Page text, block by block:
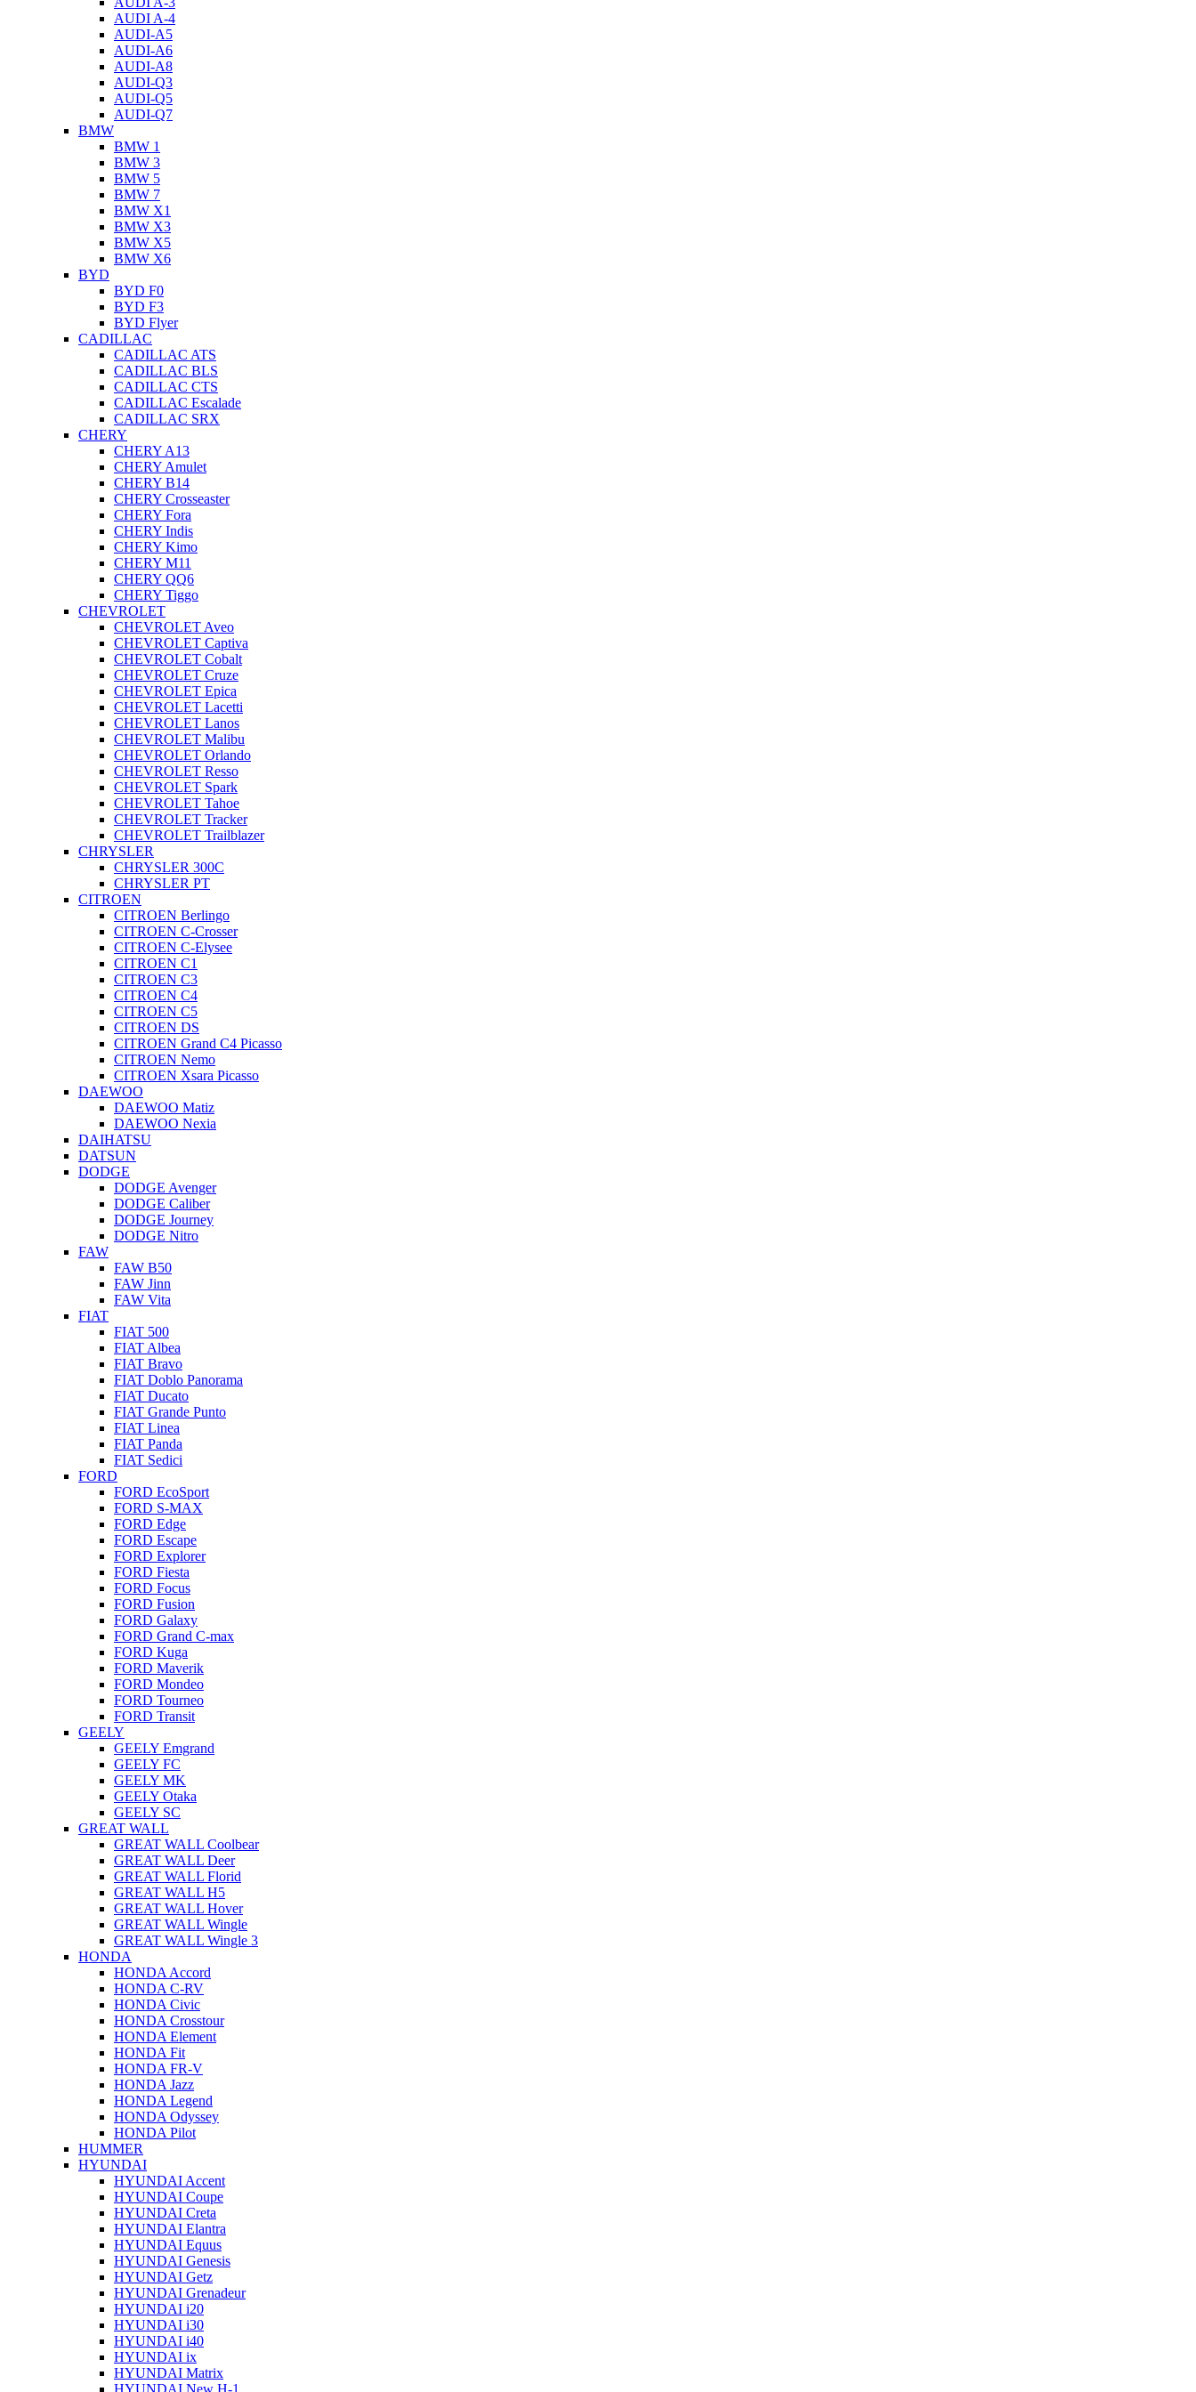
AUDI A-4
AUDI-A5
AUDI-A6
AUDI-A8
AUDI-Q3
AUDI-Q5
AUDI-Q7
BMW
BMW 1
BMW 3
BMW 5
BMW 7
BMW X1
BMW X3
BMW X5
BMW X6
BYD
BYD F0
BYD F3
BYD Flyer
CADILLAC
CADILLAC ATS
CADILLAC BLS
CADILLAC CTS
CADILLAC Escalade
CADILLAC SRX
CHERY
CHERY A13
CHERY Amulet
CHERY B14
CHERY Crosseaster
CHERY Fora
CHERY Indis
CHERY Kimo
CHERY M11
CHERY QQ6
CHERY Tiggo
CHEVROLET
CHEVROLET Aveo
CHEVROLET Captiva
CHEVROLET Cobalt
CHEVROLET Cruze
CHEVROLET Epica
CHEVROLET Lacetti
CHEVROLET Lanos
CHEVROLET Malibu
CHEVROLET Orlando
CHEVROLET Resso
CHEVROLET Spark
CHEVROLET Tahoe
CHEVROLET Tracker
CHEVROLET Trailblazer
CHRYSLER
CHRYSLER 300C
CHRYSLER PT
CITROEN
CITROEN Berlingo
CITROEN C-Crosser
CITROEN C-Elysee
CITROEN C1
CITROEN C3
CITROEN C4
CITROEN C5
CITROEN DS
CITROEN Grand C4 Picasso
CITROEN Nemo
CITROEN Xsara Picasso
DAEWOO
DAEWOO Matiz
DAEWOO Nexia
DAIHATSU
DATSUN
DODGE
DODGE Avenger
DODGE Caliber
DODGE Journey
DODGE Nitro
FAW
FAW B50
FAW Jinn
FAW Vita
FIAT
FIAT 500
FIAT Albea
FIAT Bravo
FIAT Doblo Panorama
FIAT Ducato
FIAT Grande Punto
FIAT Linea
FIAT Panda
FIAT Sedici
FORD
FORD EcoSport
FORD S-MAX
FORD Edge
FORD Escape
FORD Explorer
FORD Fiesta
FORD Focus
FORD Fusion
FORD Galaxy
FORD Grand C-max
FORD Kuga
FORD Maverik
FORD Mondeo
FORD Tourneo
FORD Transit
GEELY
GEELY Emgrand
GEELY FC
GEELY MK
GEELY Otaka
GEELY SC
GREAT WALL
GREAT WALL Coolbear
GREAT WALL Deer
GREAT WALL Florid
GREAT WALL H5
GREAT WALL Hover
GREAT WALL Wingle
GREAT WALL Wingle 3
HONDA
HONDA Accord
HONDA C-RV
HONDA Civic
HONDA Crosstour
HONDA Element
HONDA Fit
HONDA FR-V
HONDA Jazz
HONDA Legend
HONDA Odyssey
HONDA Pilot
HUMMER
HYUNDAI
HYUNDAI Accent
HYUNDAI Coupe
HYUNDAI Creta
HYUNDAI Elantra
HYUNDAI Equus
HYUNDAI Genesis
HYUNDAI Getz
HYUNDAI Grenadeur
HYUNDAI i20
HYUNDAI i30
HYUNDAI i40
HYUNDAI ix
HYUNDAI Matrix
HYUNDAI New H-1